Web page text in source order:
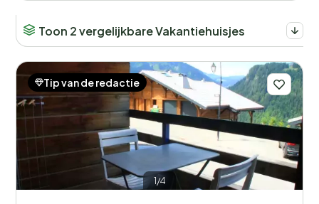
Toon 2 vergelijkbare Vakantiehuisjes
1/4
Tip van de redactie